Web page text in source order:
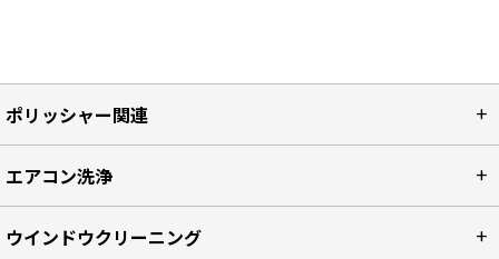
ポリッシャー関連
エアコン洗浄
ウインドウクリーニング